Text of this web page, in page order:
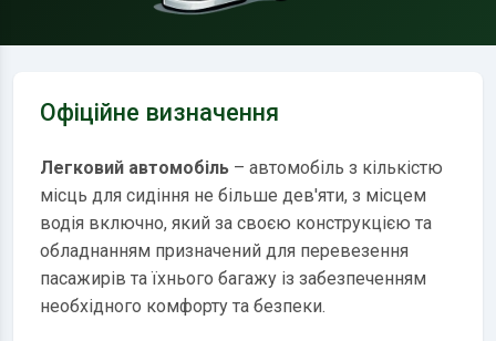
Офіційне визначення
Легковий автомобіль – автомобіль з кількістю
місць для сидіння не більше дев'яти, з місцем
водія включно, який за своєю конструкцією та
обладнанням призначений для перевезення
пасажирів та їхнього багажу із забезпеченням
необхідного комфорту та безпеки.